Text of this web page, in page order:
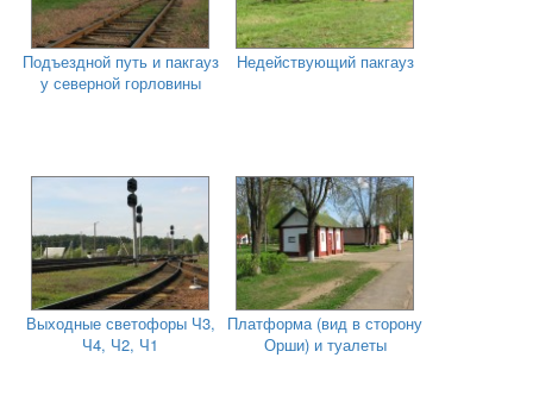
Подъездной путь и пакгауз
у северной горловины
Недействующий пакгауз
Выходные светофоры Ч3,
Ч4, Ч2, Ч1
Платформа (вид в сторону
Орши) и туалеты